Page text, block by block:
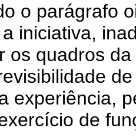
parágrafo
iniciativa,
os quadros
experiência,
de